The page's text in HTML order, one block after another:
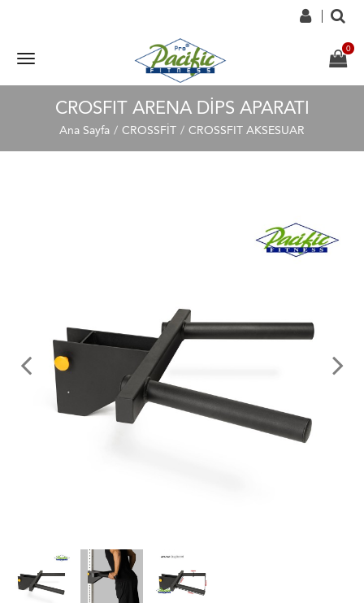
CROSFIT ARENA DİPS APARATI
Ana Sayfa CROSSFİT CROSSFIT AKSESUAR